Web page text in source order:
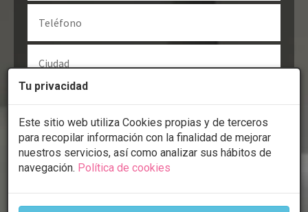
Tu privacidad
Este sitio web utiliza Cookies propias y de terceros
para recopilar información con la finalidad de mejorar
nuestros servicios, así como analizar sus hábitos de
navegación. Política de cookies